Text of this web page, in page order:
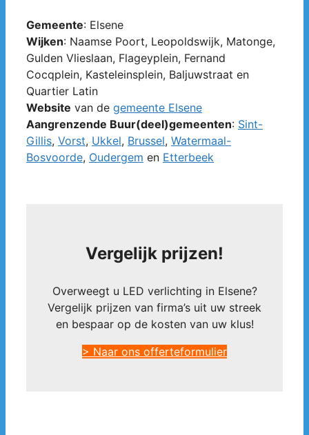
Gemeente: Elsene
Wijken: Naamse Poort, Leopoldswijk, Matonge,
Gulden Vlieslaan, Flageyplein, Fernand
Cocqplein, Kasteleinsplein, Baljuwstraat en
Quartier Latin
Website van de gemeente Elsene
Aangrenzende Buur(deel)gemeenten: Sint-
Gillis, Vorst, Ukkel, Brussel, Watermaal-
Bosvoorde, Oudergem en Etterbeek
Vergelijk prijzen!
Overweegt u LED verlichting in Elsene?
Vergelijk prijzen van firma’s uit uw streek
en bespaar op de kosten van uw klus!
> Naar ons offerteformulier